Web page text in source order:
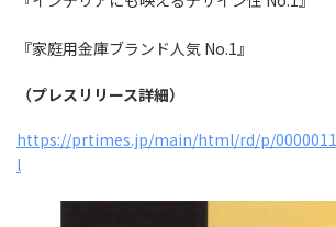
『家庭用金庫ブランド人気 No.1』
（プレスリリース詳細）
https://prtimes.jp/main/html/rd/p/
l